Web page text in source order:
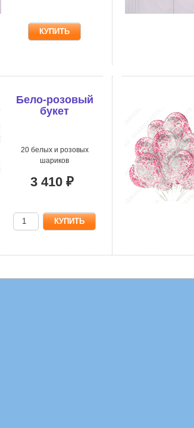
Бело-розовый
букет
20 белых и розовых
шариков
3 410 ₽